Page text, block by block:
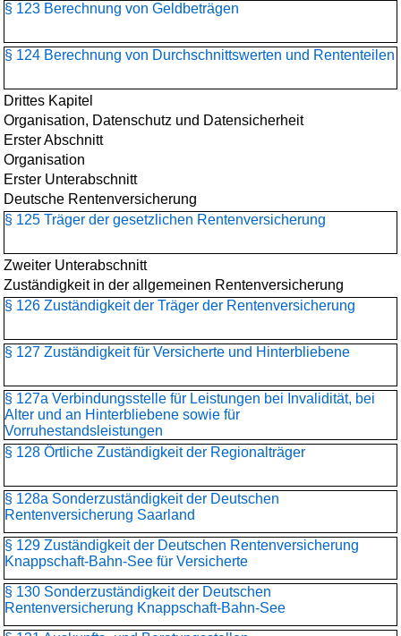
§ 123 Berechnung von Geldbeträgen
§ 124 Berechnung von Durchschnittswerten und Rententeilen
Drittes Kapitel
Organisation, Datenschutz und Datensicherheit
Erster Abschnitt
Organisation
Erster Unterabschnitt
Deutsche Rentenversicherung
§ 125 Träger der gesetzlichen Rentenversicherung
Zweiter Unterabschnitt
Zuständigkeit in der allgemeinen Rentenversicherung
§ 126 Zuständigkeit der Träger der Rentenversicherung
§ 127 Zuständigkeit für Versicherte und Hinterbliebene
§ 127a Verbindungsstelle für Leistungen bei Invalidität, bei
Alter und an Hinterbliebene sowie für
Vorruhestandsleistungen
§ 128 Örtliche Zuständigkeit der Regionalträger
§ 128a Sonderzuständigkeit der Deutschen
Rentenversicherung Saarland
§ 129 Zuständigkeit der Deutschen Rentenversicherung
Knappschaft-Bahn-See für Versicherte
§ 130 Sonderzuständigkeit der Deutschen
Rentenversicherung Knappschaft-Bahn-See